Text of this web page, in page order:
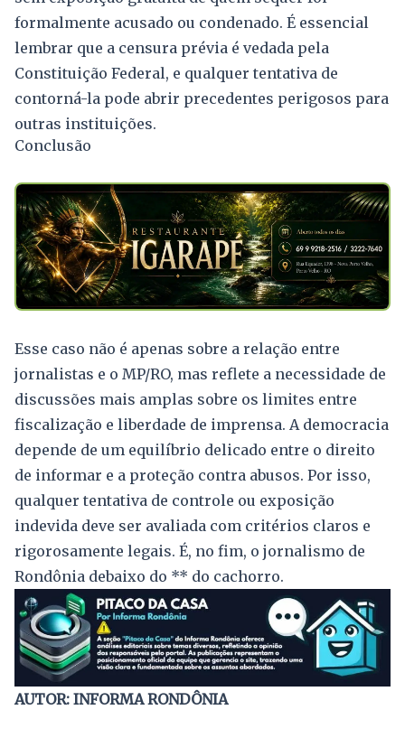
formalmente acusado ou condenado. É essencial
lembrar que a censura prévia é vedada pela
Constituição Federal, e qualquer tentativa de
contorná-la pode abrir precedentes perigosos para
outras instituições.
Conclusão
Esse caso não é apenas sobre a relação entre
jornalistas e o MP/RO, mas reflete a necessidade de
discussões mais amplas sobre os limites entre
fiscalização e liberdade de imprensa. A democracia
depende de um equilíbrio delicado entre o direito
de informar e a proteção contra abusos. Por isso,
qualquer tentativa de controle ou exposição
indevida deve ser avaliada com critérios claros e
rigorosamente legais. É, no fim, o jornalismo de
Rondônia debaixo do ** do cachorro.
AUTOR: INFORMA RONDÔNIA